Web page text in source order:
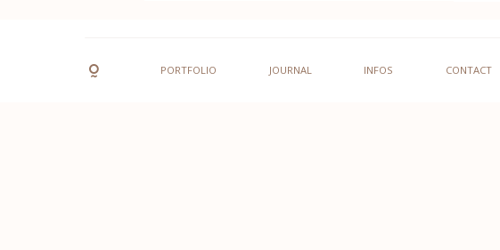
PORTFOLIO JOURNAL INFOS CONTACT